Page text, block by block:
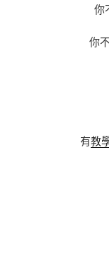
你
你
有教